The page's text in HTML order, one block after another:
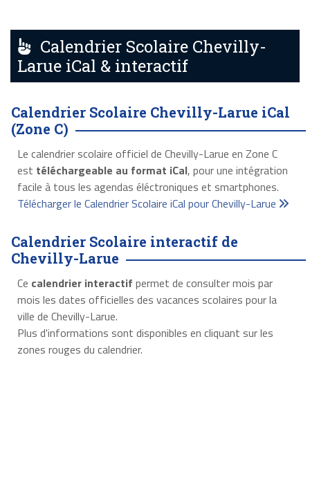
Calendrier Scolaire Chevilly-
Larue iCal & interactif
Calendrier Scolaire Chevilly-Larue iCal
(Zone C)
Le calendrier scolaire officiel de Chevilly-Larue en Zone C
est téléchargeable au format iCal, pour une intégration
facile à tous les agendas éléctroniques et smartphones.
Télécharger le Calendrier Scolaire iCal pour Chevilly-Larue
Calendrier Scolaire interactif de
Chevilly-Larue
Ce calendrier interactif permet de consulter mois par
mois les dates officielles des vacances scolaires pour la
ville de Chevilly-Larue.
Plus d'informations sont disponibles en cliquant sur les
zones rouges du calendrier.